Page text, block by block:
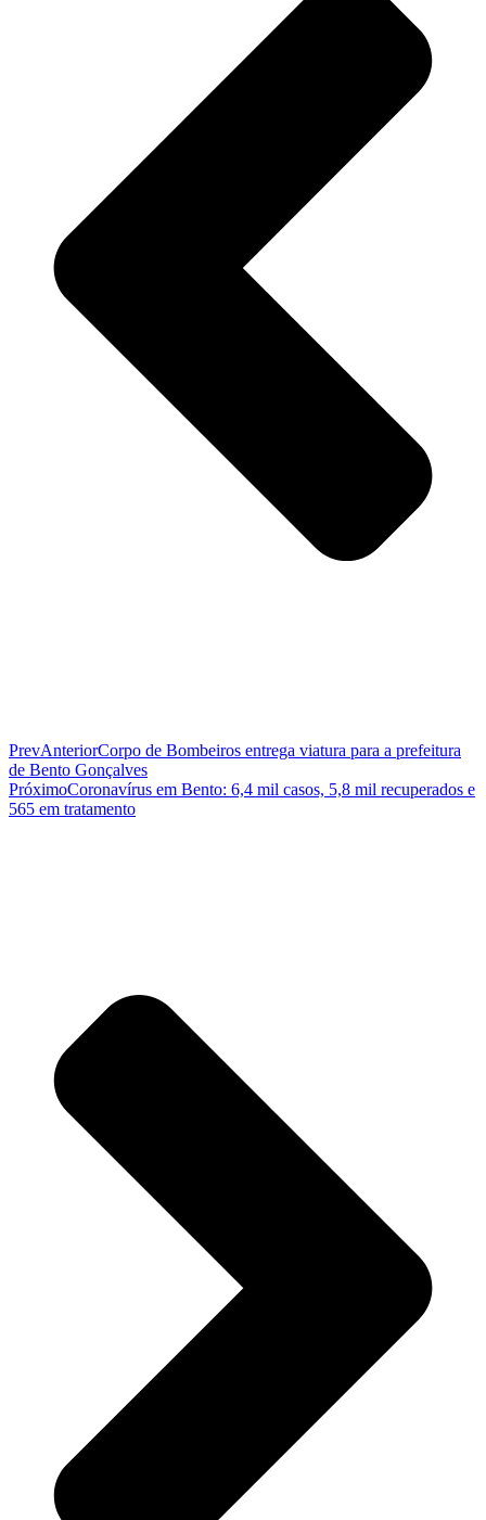
PrevAnteriorCorpo de Bombeiros entrega viatura para a prefeitura
de Bento Gonçalves
PróximoCoronavírus em Bento: 6,4 mil casos, 5,8 mil recuperados e
565 em tratamento